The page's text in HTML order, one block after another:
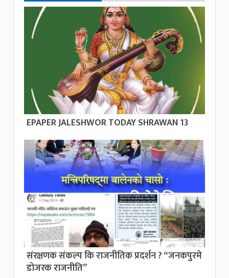
EPAPER JALESHWOR TODAY SHRAWAN 13
संरक्षणक संकल्प कि राजनीतिक प्रदर्शन ? “जनकपुरमे
डोजरक राजनीति”